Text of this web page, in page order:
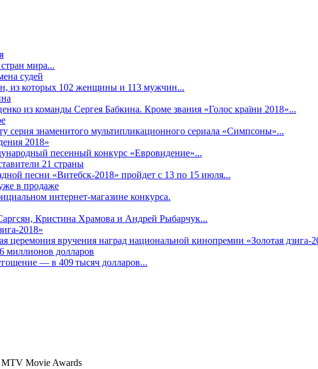
мира...
судей
из которых 102 женщины и 113 мужчин...
из команды Сергея Бабкина. Кроме звания «Голос країни 2018»...
серия знаменитого мультипликационного сериала «Симпсоны»...
2018»
песенный конкурс «Евровидение»...
21 страны
песни «Витебск-2018» пройдет с 13 по 15 июля...
в продаже
интернет-магазине конкурса.
Кристина Храмова и Андрей Рыбарчук...
2018»
церемония вручения наград национальной кинопремии «Золотая дзига-
миллионов долларов
— в 409 тысяч долларов...
Movie Awards